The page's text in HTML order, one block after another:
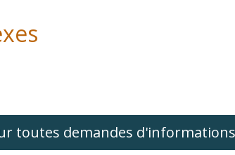
toutes demandes